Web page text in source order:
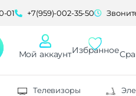
01 +7(959)-002-35-50
Мой аккаунтИзбранное
Телевизоры